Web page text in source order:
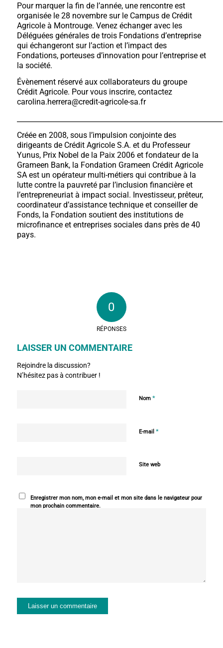
Pour marquer la fin de l’année, une rencontre est
organisée le 28 novembre sur le Campus de Crédit
Agricole à Montrouge. Venez échanger avec les
Déléguées générales de trois Fondations d’entreprise
qui échangeront sur l’action et l’impact des
Fondations, porteuses d’innovation pour l’entreprise et
la société.
Évènement réservé aux collaborateurs du groupe
Crédit Agricole. Pour vous inscrire, contactez
carolina.herrera@credit-agricole-sa.fr
Créée en 2008, sous l’impulsion conjointe des
dirigeants de Crédit Agricole S.A. et du Professeur
Yunus, Prix Nobel de la Paix 2006 et fondateur de la
Grameen Bank, la Fondation Grameen Crédit Agricole
SA est un opérateur multi-métiers qui contribue à la
lutte contre la pauvreté par l’inclusion financière et
l’entrepreneuriat à impact social. Investisseur, prêteur,
coordinateur d’assistance technique et conseiller de
Fonds, la Fondation soutient des institutions de
microfinance et entreprises sociales dans près de 40
pays.
0
RÉPONSES
LAISSER UN COMMENTAIRE
Rejoindre la discussion?
N’hésitez pas à contribuer !
Nom *
E-mail *
Site web
Enregistrer mon nom, mon e-mail et mon site dans le navigateur pour
mon prochain commentaire.